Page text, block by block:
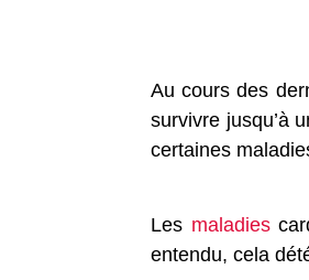
Au cours des
survivre jusqu’à
certaines
Les maladies
entendu, cela